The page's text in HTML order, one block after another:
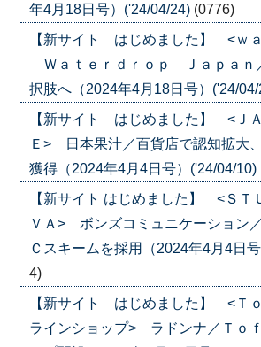
年4月18日号）('24/04/24) (0776)
【新サイト はじめました】 <ｗ
Ｗａｔｅｒｄｒｏｐ Ｊａｐａｎ
択肢へ（2024年4月18日号）('24/04/
【新サイト はじめました】 <Ｊ
Ｅ> 日本果汁／百貨店で認知拡大
獲得（2024年4月4日号）('24/04/10)
【新サイト はじめました】 <Ｓ
ＶＡ> ボンズコミュニケーション
Ｃスキームを採用（2024年4月4日
4)
【新サイト はじめました】 <Ｔ
ラインショップ> ラドンナ／Ｔｏ